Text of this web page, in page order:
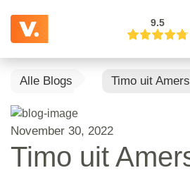
9.5
Alle Blogs Timo uit
November 30, 2022
Timo uit